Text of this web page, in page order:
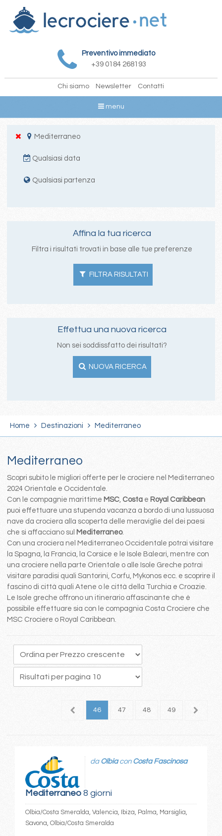
Preventivo immediato
+39 0184 268193
Chi siamo Newsletter Contatti
menu
Mediterraneo
Qualsiasi data
Qualsiasi partenza
Affina la tua ricerca
Filtra i risultati trovati in base alle tue preferenze
FILTRA RISULTATI
Effettua una nuova ricerca
Non sei soddissfatto dei risultati?
NUOVA RICERCA
Home Destinazioni Mediterraneo
Mediterraneo
Scopri subito le migliori offerte per le crociere nel Mediterraneo
2024 Orientale e Occidentale.
Con le compagnie marittime MSC, Costa e Royal Caribbean
puoi effettuare una stupenda vacanza a bordo di una lussuosa
nave da crociera alla scoperta delle meraviglie del dei paesi
che si affacciano sul Mediterraneo.
Con una crociera nel Mediterraneo Occidentale potrai visitare
la Spagna, la Francia, la Corsice e le Isole Baleari, mentre con
una crociere nella parte Orientale o alle Isole Greche potrai
visitare paradisi quali Santorini, Corfu, Mykonos ecc. e scoprire il
fascino di città quali Atene o le città della Turchia e Croazie.
Le Isole greche offrono un itinerario affascinante che è
possibile effettuare sia con le compagnia Costa Crociere che
MSC Crociere o Royal Caribbean.
45 46 47 48 49 50
Mediterraneo8 giorni
da Olbiacon Costa Fascinosa
Olbia/Costa Smeralda, Valencia, Ibiza, Palma, Marsiglia,
Savona, Olbia/Costa Smeralda